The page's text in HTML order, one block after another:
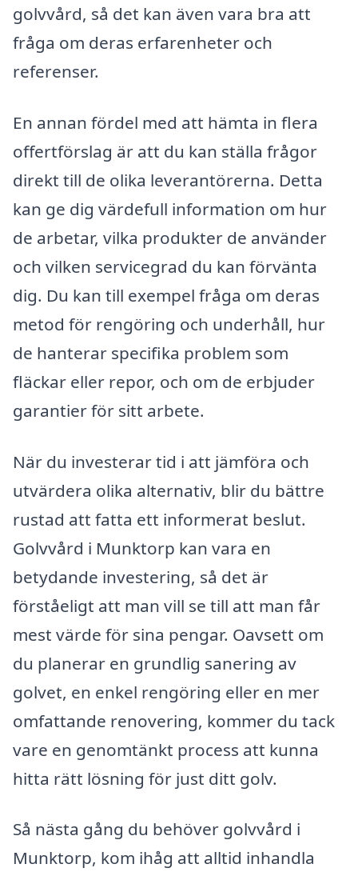
golvvård, så det kan även vara bra att
fråga om deras erfarenheter och
referenser.
En annan fördel med att hämta in flera
offertförslag är att du kan ställa frågor
direkt till de olika leverantörerna. Detta
kan ge dig värdefull information om hur
de arbetar, vilka produkter de använder
och vilken servicegrad du kan förvänta
dig. Du kan till exempel fråga om deras
metod för rengöring och underhåll, hur
de hanterar specifika problem som
fläckar eller repor, och om de erbjuder
garantier för sitt arbete.
När du investerar tid i att jämföra och
utvärdera olika alternativ, blir du bättre
rustad att fatta ett informerat beslut.
Golvvård i Munktorp kan vara en
betydande investering, så det är
förståeligt att man vill se till att man får
mest värde för sina pengar. Oavsett om
du planerar en grundlig sanering av
golvet, en enkel rengöring eller en mer
omfattande renovering, kommer du tack
vare en genomtänkt process att kunna
hitta rätt lösning för just ditt golv.
Så nästa gång du behöver golvvård i
Munktorp, kom ihåg att alltid inhandla